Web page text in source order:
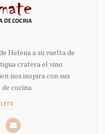
Helena a su vuelta de
cratera el vino
nos inspira con sus
cocina.